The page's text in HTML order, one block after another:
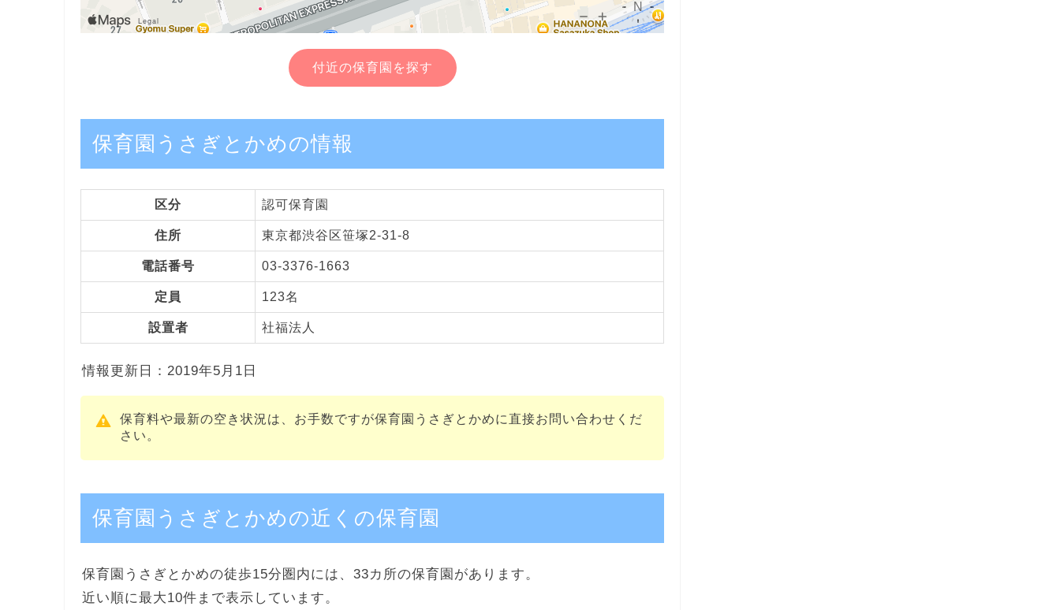
付近の保育園を探す
保育園うさぎとかめの情報
区分 認可保育園
住所 東京都渋谷区笹塚2-31-8
電話番号 03-3376-1663
定員 123名
設置者 社福法人
情報更新日：2019年5月1日
保育料や最新の空き状況は、お手数ですが保育園うさぎとかめに直接お問い合わせくだ
さい。
保育園うさぎとかめの近くの保育園
保育園うさぎとかめの徒歩15分圏内には、33カ所の保育園があります。
近い順に最大10件まで表示しています。